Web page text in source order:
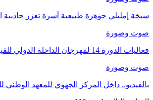
سبخة إمليلي جوهرة طبيعية آسرة تعزز جاذبية
صوت وصورة
فعاليات الدورة 14 لمهرجان الداخلة الدولي للفيلم
صوت وصورة
بالفيديو.. داخل المركز الجهوي للمعهد